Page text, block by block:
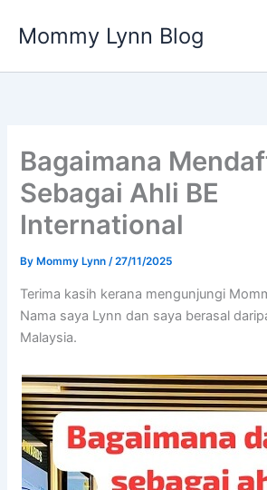
Mommy Lynn Blog
Bagaimana
Sebagai Ahli BE
International
By Mommy Lynn/27/11/2025
Terima kasih kerana mengunjungi
Nama saya Lynn dan saya berasal
Malaysia.